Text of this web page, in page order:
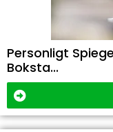
Personligt
Boksta...